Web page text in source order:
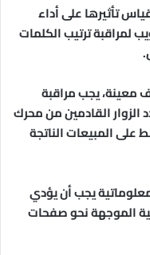
تأثيرها على أداء
لمراقبة ترتيب الكلمات
معينة، يجب مراقبة
القادمين من محرك
على المبيعات الناتجة
يجب أن يؤدي
الموجهة نحو صفحات